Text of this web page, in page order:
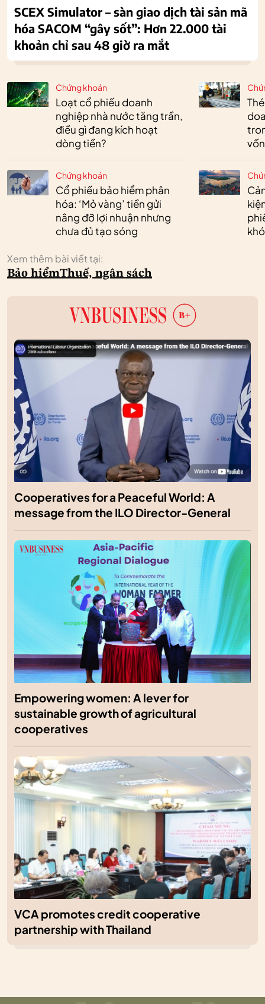
Chứng khoán
Loạt cổ phiếu doanh
nghiệp nhà nước tăng trần,
điều gì đang kích hoạt
dòng tiền?
Chứng khoán
Cổ phiếu bảo hiểm phân
hóa: ‘Mỏ vàng’ tiền gửi
nâng đỡ lợi nhuận nhưng
chưa đủ tạo sóng
vốn
Xem thêm bài viết tại:
Bảo hiểmThuế, ngân sách
SCEX Simulator – sàn giao dịch tài sản mã
hóa SACOM “gây sốt”: Hơn 22.000 tài
khoản chỉ sau 48 giờ ra mắt
Cooperatives for a Peaceful World: A
message from the ILO Director-General
Empowering women: A lever for
sustainable growth of agricultural
cooperatives
VCA promotes credit cooperative
partnership with Thailand